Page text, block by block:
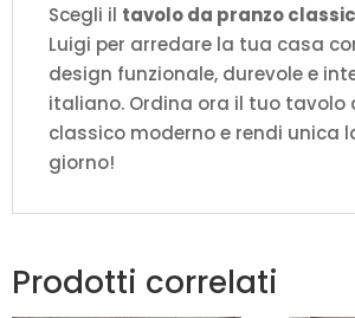
Scegli il tavolo da pranzo
Luigi per arredare la tua casa
design funzionale, durevole e
italiano. Ordina ora il tuo tavolo
classico moderno e rendi unica
giorno!
Prodotti correlati